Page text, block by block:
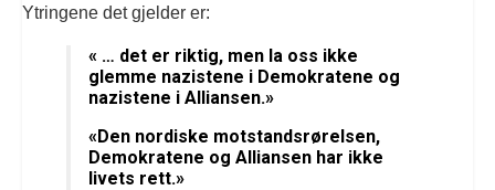
Ytringene det gjelder er:
« … det er riktig, men la oss ikke
glemme nazistene i Demokratene og
nazistene i Alliansen.»
«Den nordiske motstandsrørelsen,
Demokratene og Alliansen har ikke
livets rett.»